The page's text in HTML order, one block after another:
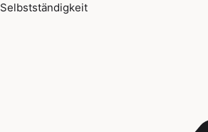
Selbstständigkeit